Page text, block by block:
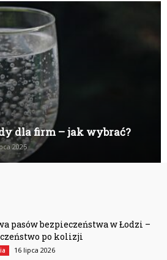
dla firm – jak wybrać?
2025
pasów bezpieczeństwa w Łodzi –
po kolizji
16 lipca 2026